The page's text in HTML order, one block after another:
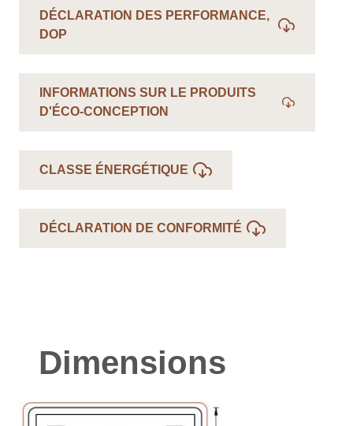
DÉCLARATION DES PERFORMANCE,
DOP
INFORMATIONS SUR LE PRODUITS
D'ÉCO-CONCEPTION
CLASSE ÉNERGÉTIQUE
DÉCLARATION DE CONFORMITÉ
Dimensions